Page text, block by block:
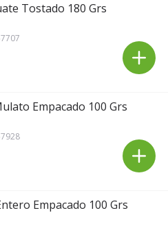
Tostado 180 Grs
Empacado 100 Grs
Empacado 100 Grs